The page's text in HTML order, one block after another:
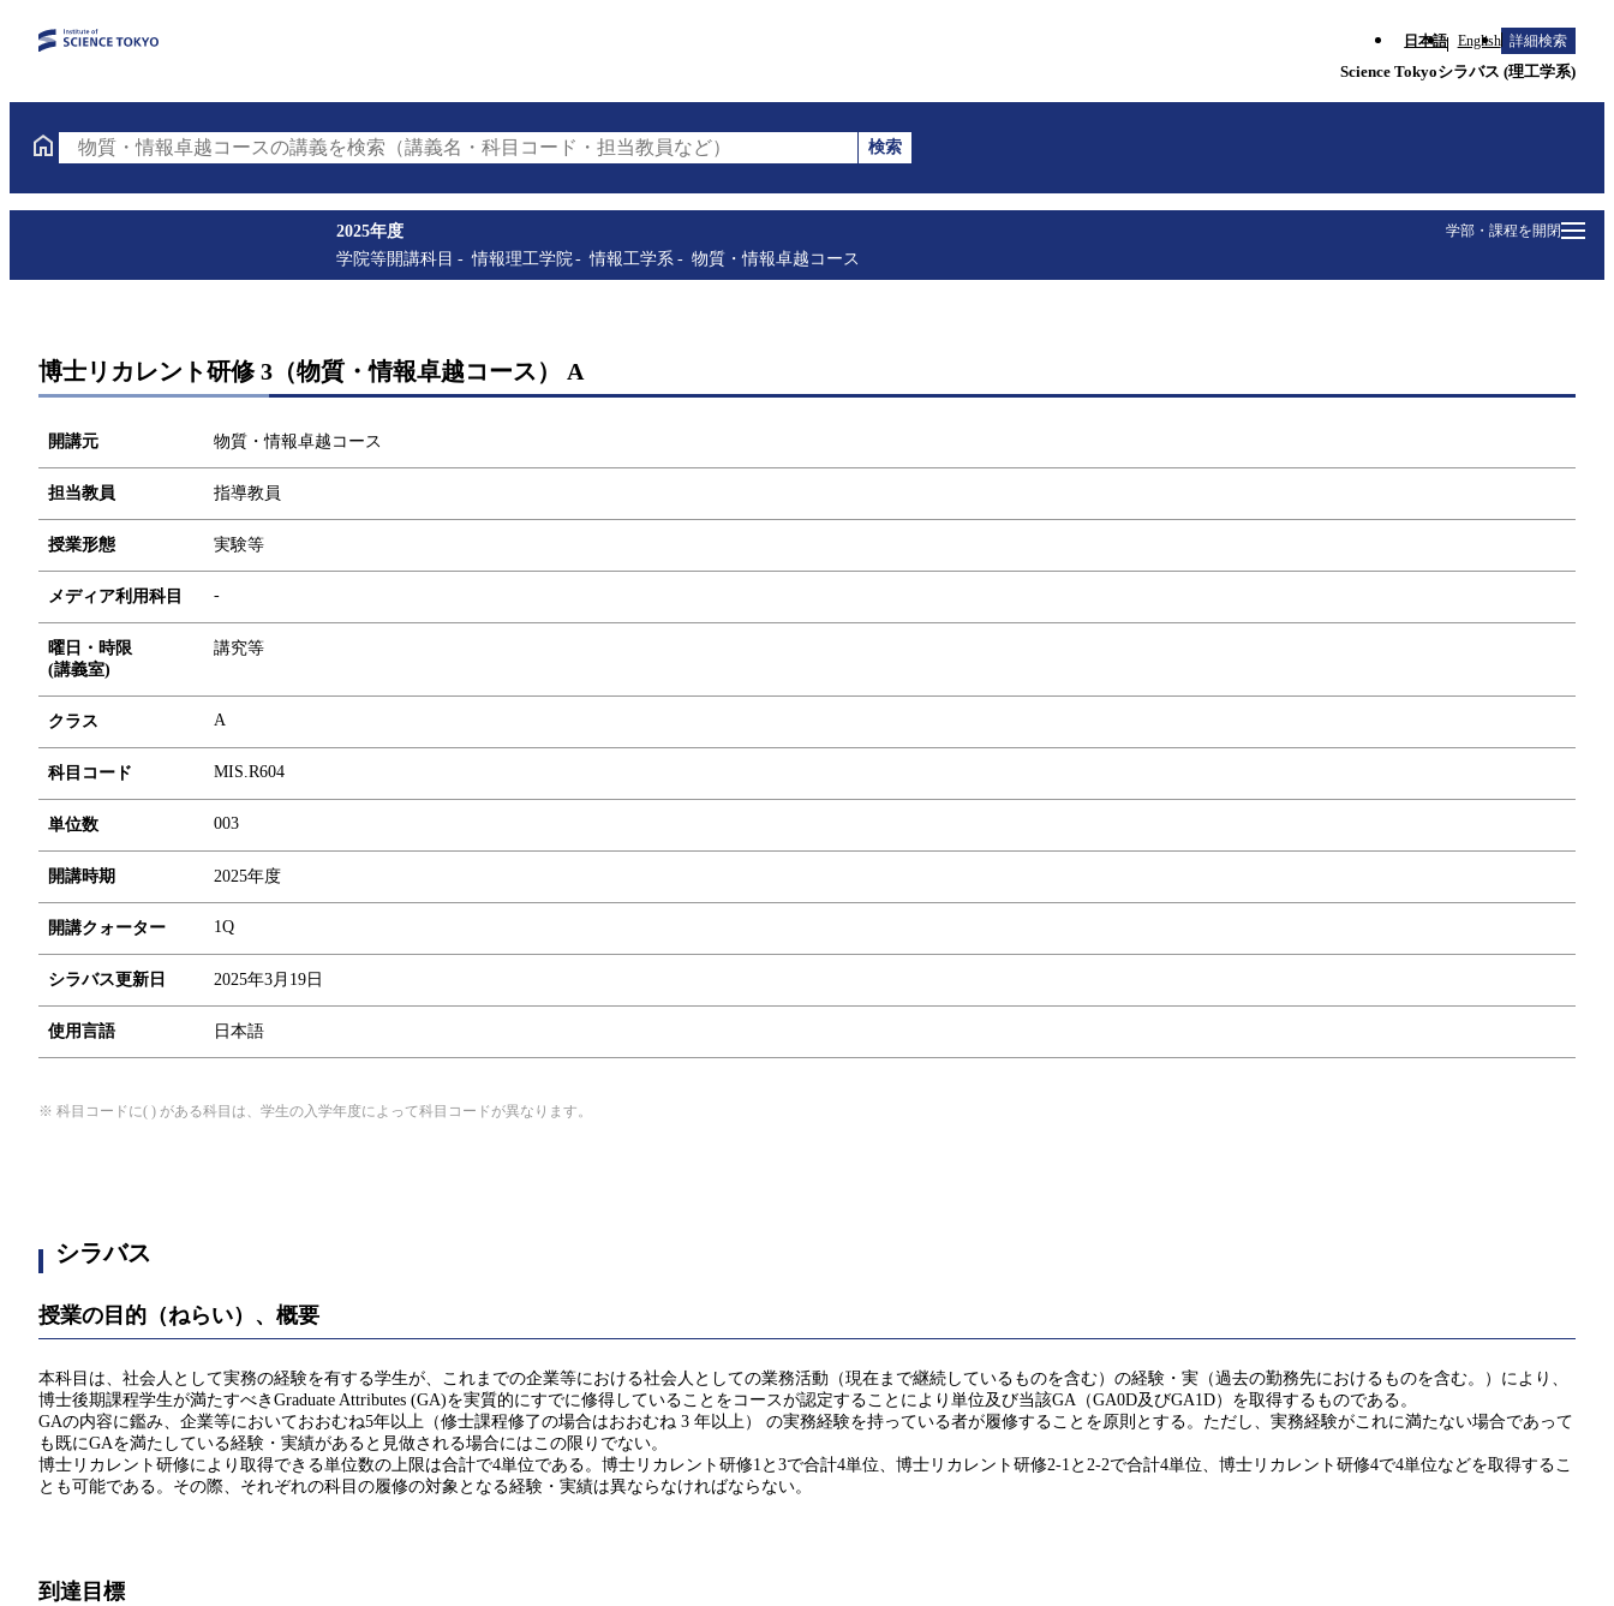
日本語 English 詳細検索
Science Tokyoシラバス (理工学系)
物質・情報卓越コースの講義を検索（講義名・科目コード・担当教員など）
検索
学部・課程を開閉
2025年度
学院等開講科目
情報理工学院 情報工学系 物質・情報卓越コース
博士リカレント研修 3（物質・情報卓越コース） A
開講元 物質・情報卓越コース
担当教員 指導教員
授業形態 実験等
メディア利用科目 -
曜日・時限
(講義室)
講究等
クラス A
科目コード MIS.R604
単位数 003
開講時期 2025年度
開講クォーター 1Q
シラバス更新日 2025年3月19日
使用言語 日本語
※ 科目コードに( ) がある科目は、学生の入学年度によって科目コードが異なります。
シラバス
授業の目的（ねらい）、概要
本科目は、社会人として実務の経験を有する学生が、これまでの企業等における社会人としての業務活動（現在まで継続しているものを含む）の経験・実（過去の勤務先におけるものを含む。）により、
博士後期課程学生が満たすべきGraduate Attributes (GA)を実質的にすでに修得していることをコースが認定することにより単位及び当該GA（GA0D及びGA1D）を取得するものである。
GAの内容に鑑み、企業等においておおむね5年以上（修士課程修了の場合はおおむね 3 年以上） の実務経験を持っている者が履修することを原則とする。ただし、実務経験がこれに満たない場合であって
も既にGAを満たしている経験・実績があると見做される場合にはこの限りでない。
博士リカレント研修により取得できる単位数の上限は合計で4単位である。博士リカレント研修1と3で合計4単位、博士リカレント研修2-1と2-2で合計4単位、博士リカレント研修4で4単位などを取得するこ
とも可能である。その際、それぞれの科目の履修の対象となる経験・実績は異ならなければならない。
到達目標